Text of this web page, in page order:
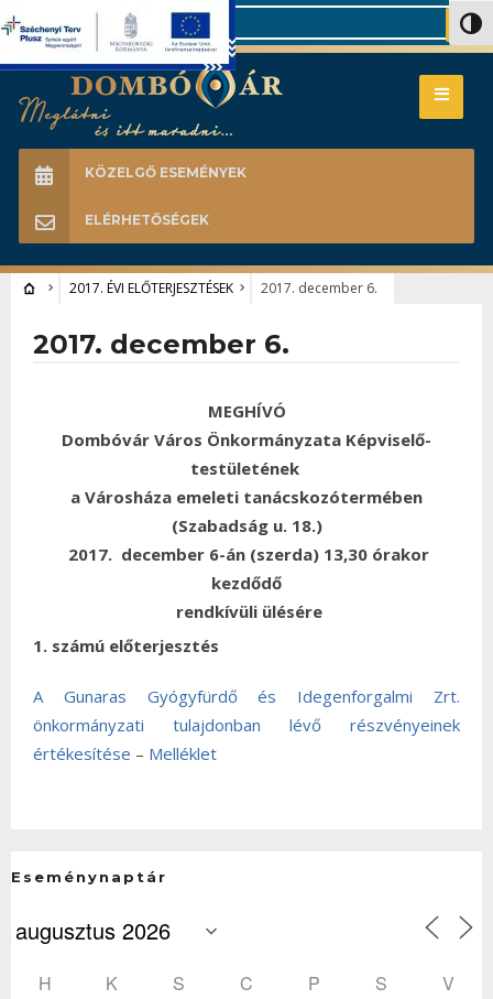
Search
KÖZELGŐ ESEMÉNYEK
ELÉRHETŐSÉGEK
2017. ÉVI ELŐTERJESZTÉSEK 2017. december 6.
2017. december 6.
MEGHÍVÓ
Dombóvár Város Önkormányzata Képviselő-
testületének
a Városháza emeleti tanácskozótermében
(Szabadság u. 18.)
2017. december 6-án (szerda) 13,30 órakor
kezdődő
rendkívüli ülésére
1. számú előterjesztés
A Gunaras Gyógyfürdő és Idegenforgalmi Zrt.
önkormányzati tulajdonban lévő részvényeinek
értékesítése – Melléklet
Eseménynaptár
H K S C P S V